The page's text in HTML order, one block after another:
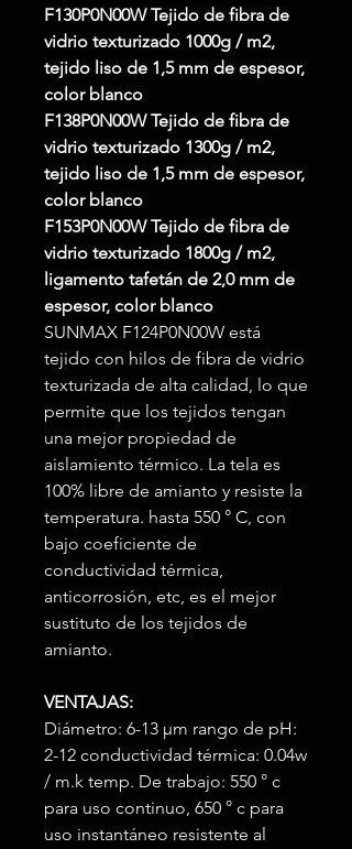
F130P0N00WTejido de fibra de
vidrio texturizado 1000g / m2,
tejido liso de 1,5 mm de espesor,
color blanco
F138P0N00WTejido de fibra de
vidrio texturizado 1300g / m2,
tejido liso de 1,5 mm de espesor,
color blanco
F153P0N00WTejido de fibra de
vidrio texturizado 1800g / m2,
ligamento tafetán de 2,0 mm de
espesor, color blanco
SUNMAX F124P0N00W está
tejido con hilos de fibra de vidrio
texturizada de alta calidad, lo que
permite que los tejidos tengan
una mejor propiedad de
aislamiento térmico. La tela es
100% libre de amianto y resiste la
temperatura. hasta 550 ° C, con
bajo coeficiente de
conductividad térmica,
anticorrosión, etc, es el mejor
sustituto de los tejidos de
amianto.
VENTAJAS:
Diámetro: 6-13 μm rango de pH:
2-12 conductividad térmica: 0.04w
/ m.k temp. De trabajo: 550 ° c
para uso continuo, 650 ° c para
uso instantáneo resistente al